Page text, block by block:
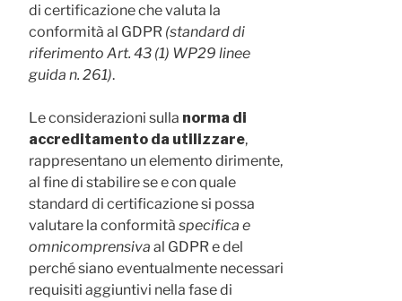
di certificazione che valuta la
conformità al GDPR (standard di
riferimento Art. 43 (1) WP29 linee
guida n. 261).
Le considerazioni sulla norma di
accreditamento da utilizzare,
rappresentano un elemento dirimente,
al fine di stabilire se e con quale
standard di certificazione si possa
valutare la conformità specifica e
omnicomprensiva al GDPR e del
perché siano eventualmente necessari
requisiti aggiuntivi nella fase di